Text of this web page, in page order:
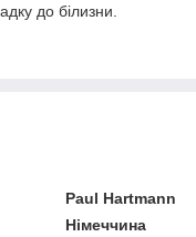
до білизни.
Paul Hartmann
Німеччина